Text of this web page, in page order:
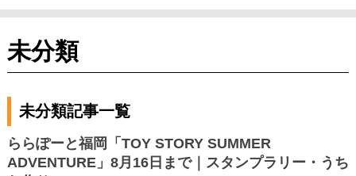
未分類
未分類記事一覧
ららぽーと福岡「TOY STORY SUMMER
ADVENTURE」8月16日まで｜スタンプラリー・うち